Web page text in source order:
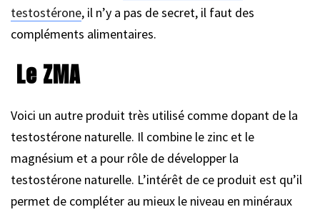
testostérone, il n’y a pas de secret, il faut des
compléments alimentaires.
Le ZMA
Voici un autre produit très utilisé comme dopant de la
testostérone naturelle. Il combine le zinc et le
magnésium et a pour rôle de développer la
testostérone naturelle. L’intérêt de ce produit est qu’il
permet de compléter au mieux le niveau en minéraux